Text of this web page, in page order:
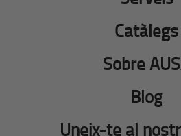
Catàlegs
Sobre
Blog
Uneix-te al